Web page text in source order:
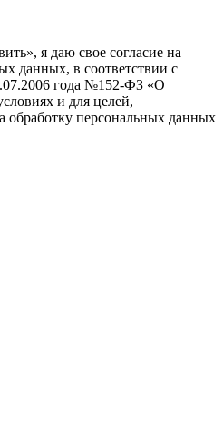
я даю свое согласие на
данных, в соответствии с
года №152-ФЗ «О
и для целей,
обработку персональных данных